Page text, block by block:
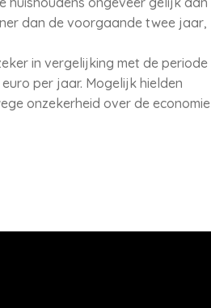
dan de voorgaande twee jaar,
in vergelijking met de periode
per jaar. Mogelijk hielden
onzekerheid over de economie